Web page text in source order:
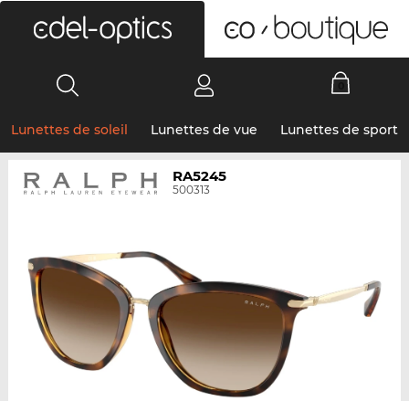
Lunettes de soleil Lunettes de vue Lunettes de sport
RA5245
500313